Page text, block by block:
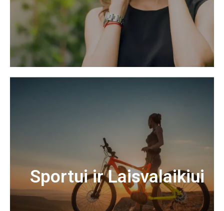
Sportui ir Laisvalaikiui